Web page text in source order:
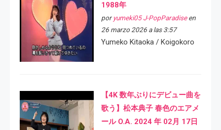
1988年
por yumeki05 J-PopParadiseen
26 marzo 2026 a las 3:57
Yumeko Kitaoka / Koigokoro
【4K 数年ぶりにデビュー曲を
歌う】松本典子 春色のエアメ
ール O.A. 2024 年 02月 17日